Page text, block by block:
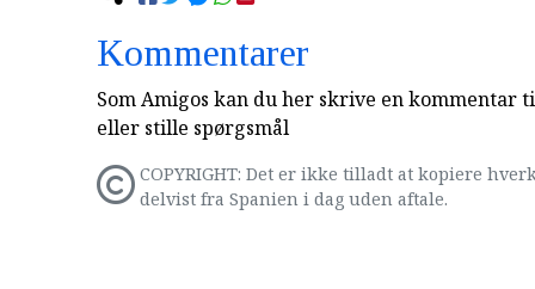
Kommentarer
Som Amigos kan du her skrive en kommentar
eller stille spørgsmål
COPYRIGHT: Det er ikke tilladt at kopiere
delvist fra Spanien i dag uden aftale.